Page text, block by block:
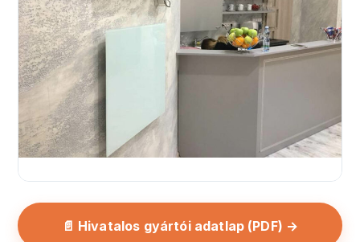
📄 Hivatalos gyártói adatlap (PDF) →